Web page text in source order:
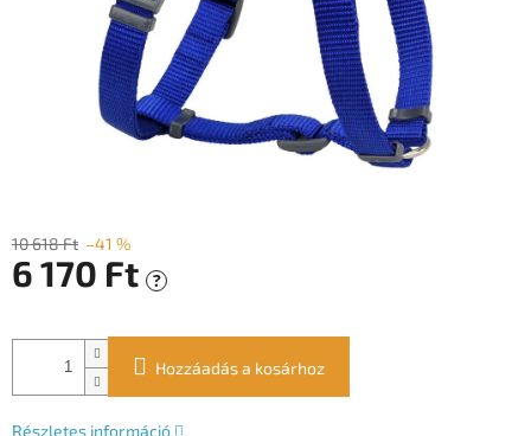
10 618 Ft –41 %
6 170 Ft ?
Hozzáadás a kosárhoz
Részletes információ